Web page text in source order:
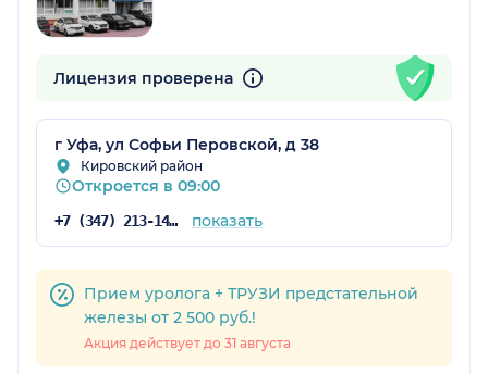
Лицензия проверена
г Уфа, ул Софьи Перовской, д 38
Кировский район
Откроется в 09:00
+7 (347) 213-14-61 показать
Прием уролога + ТРУЗИ предстательной
железы от 2 500 руб.!
Акция действует до 31 августа